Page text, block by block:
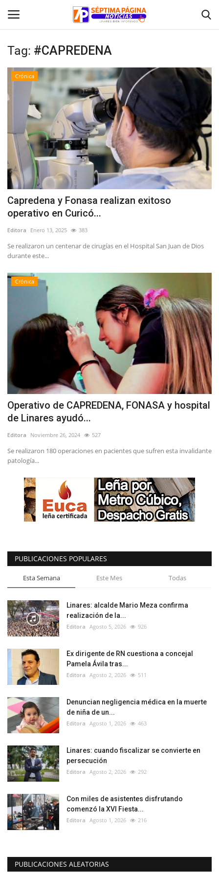
Inicio
Crónica
Policial
Tribunales
Deporte
Política
Espectáculos
Tag: #CAPREDENA
Crónica
Capredena y Fonasa realizan exitoso
operativo en Curicó...
Editora Enero 13, 2025 383
Se realizaron un centenar de cirugías en el Hospital San Juan de Dios
durante este...
Crónica
Operativo de CAPREDENA, FONASA y hospital
de Linares ayudó...
Editora Noviembre 26, 2024 527
Se realizaron 180 operaciones en pacientes que sufren esta invalidante
patología...
PUBLICACIONES POPULARES
Esta Semana Este Mes Todas
Linares: alcalde Mario Meza confirma
realización de la...
Editora Agosto 5, 2026 926
Ex dirigente de RN cuestiona a concejal
Pamela Ávila tras...
Editora Agosto 2, 2026 511
Denuncian negligencia médica en la muerte
de niña de un...
Editora Agosto 1, 2026 463
Linares: cuando fiscalizar se convierte en
persecución
Editora Agosto 2, 2026 292
Con miles de asistentes disfrutando
comenzó la XVI Fiesta...
Editora Agosto 1, 2026 216
PUBLICACIONES ALEATORIAS